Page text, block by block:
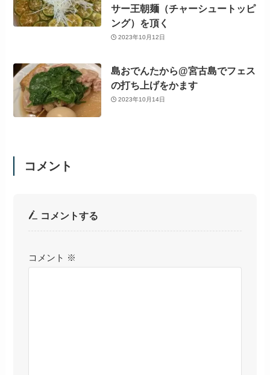
サー王朝麺（チャーシュートッピ
ング）を頂く
2023年10月12日
島おでんたから@宮古島でフェス
の打ち上げをかます
2023年10月14日
コメント
コメントする
コメント ※